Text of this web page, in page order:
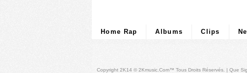
Home Rap Albums Clips
Copyright 2K14 © 2Kmusic.com™ Tous Droits Réservés . | Que